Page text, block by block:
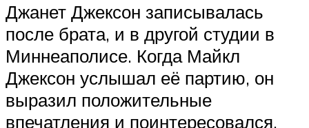
Джанет Джексон записывалась
после брата, и в другой студии в
Миннеаполисе. Когда Майкл
Джексон услышал её партию, он
выразил положительные
впечатления и поинтересовался,